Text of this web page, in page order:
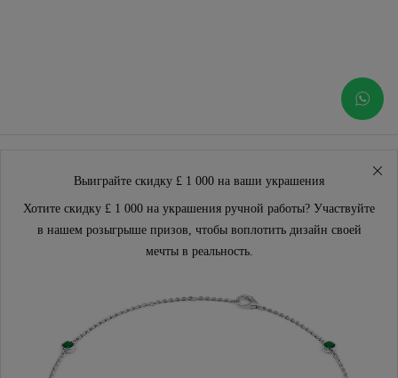
Выиграйте скидку £ 1 000 на ваши украшения
Хотите скидку £ 1 000 на украшения ручной работы? Участвуйте
в нашем розыгрыше призов, чтобы воплотить дизайн своей
мечты в реальность.